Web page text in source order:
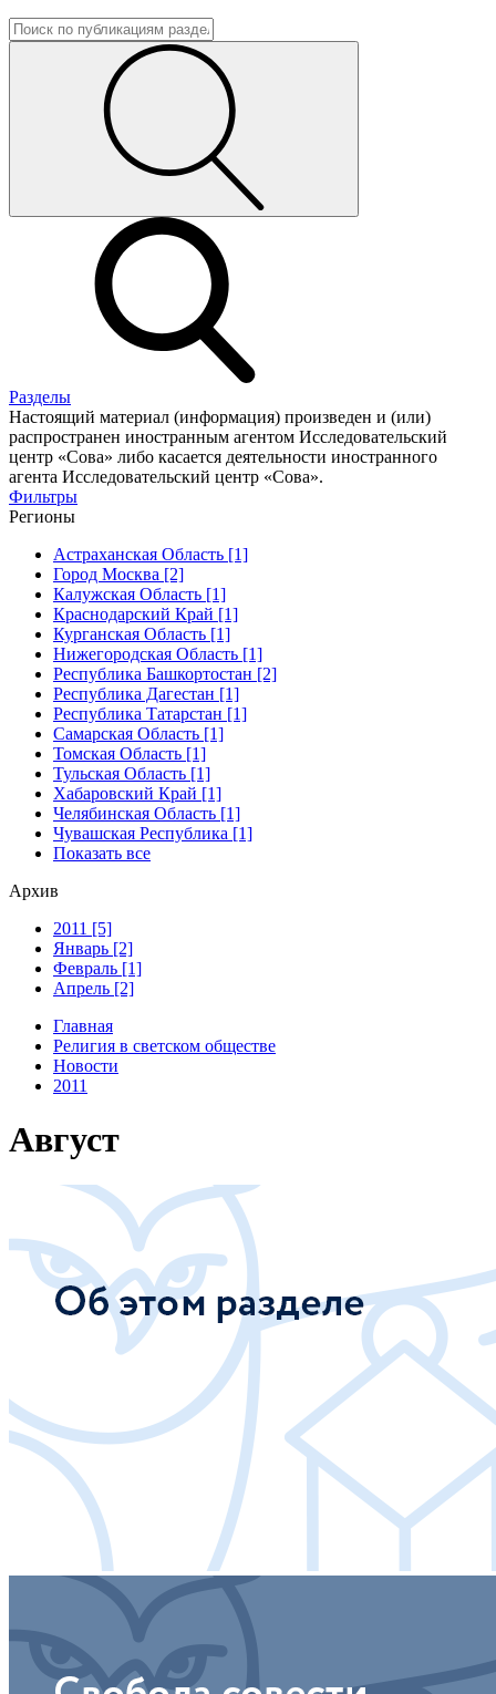
Разделы
Настоящий материал (информация) произведен и (или)
распространен иностранным агентом Исследовательский
центр «Сова» либо касается деятельности иностранного
агента Исследовательский центр «Сова».
Фильтры
Регионы
Астраханская Область [1]
Город Москва [2]
Калужская Область [1]
Краснодарский Край [1]
Курганская Область [1]
Нижегородская Область [1]
Республика Башкортостан [2]
Республика Дагестан [1]
Республика Татарстан [1]
Самарская Область [1]
Томская Область [1]
Тульская Область [1]
Хабаровский Край [1]
Челябинская Область [1]
Чувашская Республика [1]
Показать все
Архив
2011 [5]
Январь [2]
Февраль [1]
Апрель [2]
Главная
Религия в светском обществе
Новости
2011
Август